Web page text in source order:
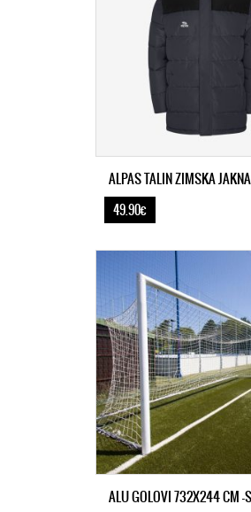
ALPAS TALIN ZIMSKA JAKNA
49.90€
ALU GOLOVI 732X244 CM -